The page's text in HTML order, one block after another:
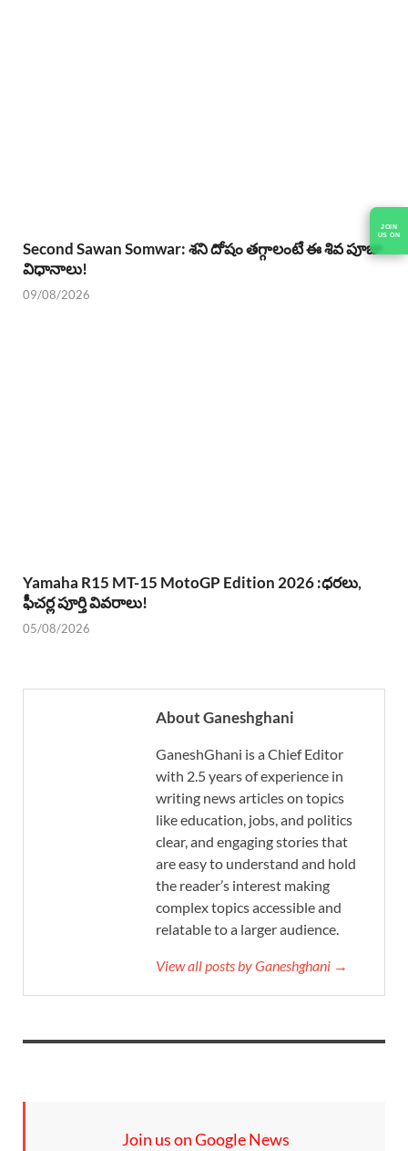
JOIN
US ON
Second Sawan Somwar: శని దోషం తగ్గాలంటే ఈ శివ పూజా
విధానాలు!
09/08/2026
Yamaha R15 MT-15 MotoGP Edition 2026 :ధరలు,
ఫీచర్ల పూర్తి వివరాలు!
05/08/2026
About Ganeshghani
GaneshGhani is a Chief Editor
with 2.5 years of experience in
writing news articles on topics
like education, jobs, and politics
clear, and engaging stories that
are easy to understand and hold
the reader’s interest making
complex topics accessible and
relatable to a larger audience.
View all posts by Ganeshghani →
Join us on Google News